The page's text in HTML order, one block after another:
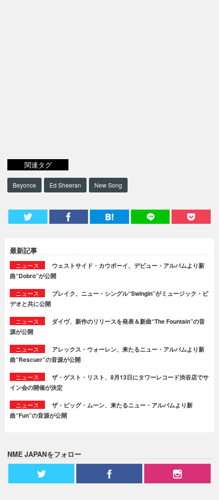
関連タグ
Beyonce Ed Sheeran New Song
最新記事
ニュース
ウェストサイド・カウボーイ、デビュー・アルバムより新
曲“Dobro”が公開
ニュース
ブレイク、ニュー・シングル“Swingin”がミュージック・ビ
デオと共に公開
ニュース
ダイヴ、新作のリリースを発表＆新曲“The Fountain”の音
源が公開
ニュース
アレックス・ウォーレン、来たるニュー・アルバムより新
曲“Rescuer”の音源が公開
ニュース
ザ・ゲスト・リスト、8月13日にタワーレコード渋谷店でサ
イン会の開催が決定
ニュース
ザ・ビッグ・ムーン、来たるニュー・アルバムより新
曲“Fun”の音源が公開
NME JAPANをフォロー